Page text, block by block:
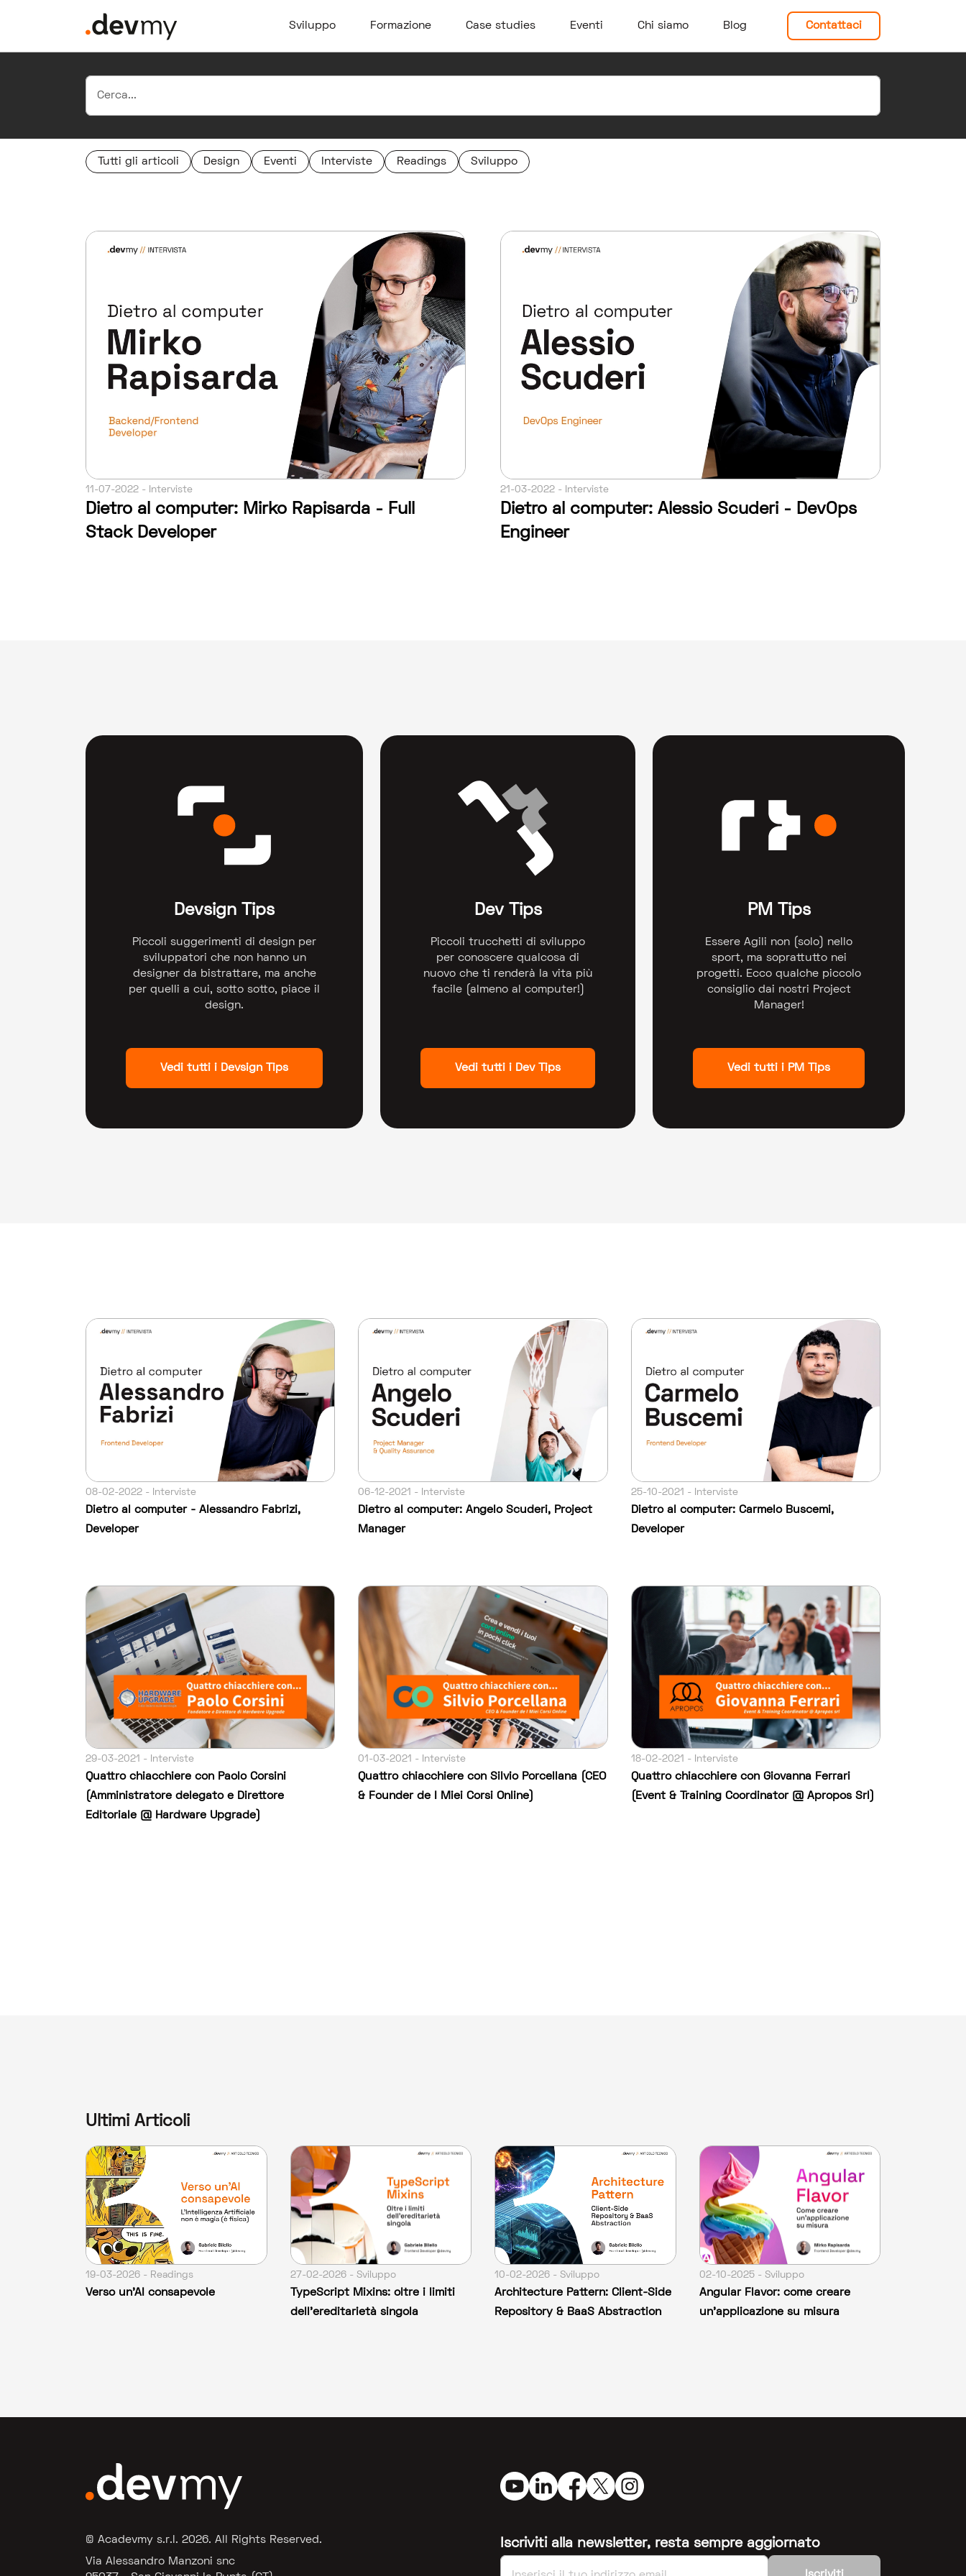
Sviluppo Formazione Case studies Eventi Chi siamo Blog Contattaci
Tutti gli articoli Design Eventi Interviste Readings Sviluppo
11-07-2022 - Interviste
Dietro al computer: Mirko Rapisarda - Full
Stack Developer
21-03-2022 - Interviste
Dietro al computer: Alessio Scuderi - DevOps
Engineer
Devsign Tips
Piccoli suggerimenti di design per
sviluppatori che non hanno un
designer da bistrattare, ma anche
per quelli a cui, sotto sotto, piace il
design.
Vedi tutti i Devsign Tips
Dev Tips
Piccoli trucchetti di sviluppo
per conoscere qualcosa di
nuovo che ti renderà la vita più
facile (almeno al computer!)
Vedi tutti i Dev Tips
PM Tips
Essere Agili non (solo) nello
sport, ma soprattutto nei
progetti. Ecco qualche piccolo
consiglio dai nostri Project
Manager!
Vedi tutti i PM Tips
08-02-2022 - Interviste
Dietro al computer - Alessandro Fabrizi,
Developer
06-12-2021 - Interviste
Dietro al computer: Angelo Scuderi, Project
Manager
25-10-2021 - Interviste
Dietro al computer: Carmelo Buscemi,
Developer
29-03-2021 - Interviste
Quattro chiacchiere con Paolo Corsini
(Amministratore delegato e Direttore
Editoriale @ Hardware Upgrade)
01-03-2021 - Interviste
Quattro chiacchiere con Silvio Porcellana (CEO
& Founder de I Miei Corsi Online)
18-02-2021 - Interviste
Quattro chiacchiere con Giovanna Ferrari
(Event & Training Coordinator @ Apropos Srl)
Ultimi Articoli
19-03-2026 - Readings
Verso un’AI consapevole
27-02-2026 - Sviluppo
TypeScript Mixins: oltre i limiti
dell'ereditarietà singola
10-02-2026 - Sviluppo
Architecture Pattern: Client-Side
Repository & BaaS Abstraction
02-10-2025 - Sviluppo
Angular Flavor: come creare
un’applicazione su misura
© Acadevmy s.r.l. 2026. All Rights Reserved.
Via Alessandro Manzoni snc
Iscriviti alla newsletter, resta sempre aggiornato